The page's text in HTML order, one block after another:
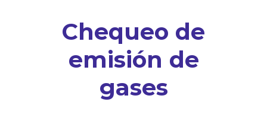
Chequeo de
emisión de
gases